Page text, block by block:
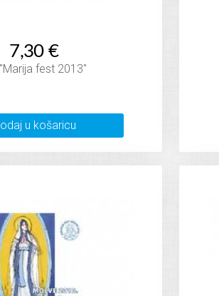
7,30 €
fest 2013"
u košaricu